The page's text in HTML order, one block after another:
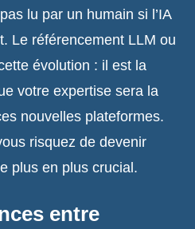
lu par un humain si l’IA
Le référencement LLM ou
évolution : il est la
votre expertise sera la
nouvelles plateformes.
risquez de devenir
plus en plus crucial.
entre